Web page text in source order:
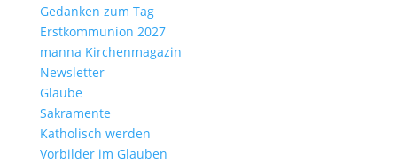
Gedanken zum Tag
Erst­kom­mu­nion 2027
manna Kirchen­ma­gazin
News­letter
Glaube
Sakra­mente
Katho­lisch werden
Vorbilder im Glauben